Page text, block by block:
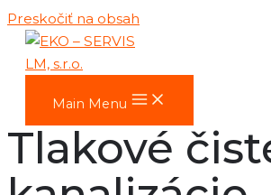
Preskočiť na obsah
Main Menu
Tlakové